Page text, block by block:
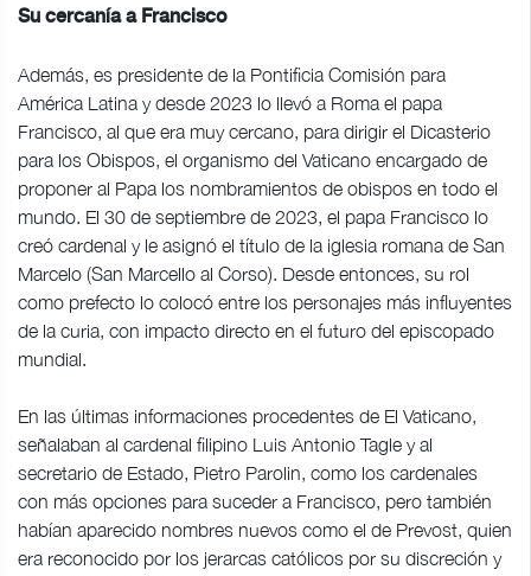
Su cercanía a Francisco
Además, es presidente de la Pontificia Comisión para
América Latina y desde 2023 lo llevó a Roma el papa
Francisco, al que era muy cercano, para dirigir el Dicasterio
para los Obispos, el organismo del Vaticano encargado de
proponer al Papa los nombramientos de obispos en todo el
mundo. El 30 de septiembre de 2023, el papa Francisco lo
creó cardenal y le asignó el título de la iglesia romana de San
Marcelo (San Marcello al Corso). Desde entonces, su rol
como prefecto lo colocó entre los personajes más influyentes
de la curia, con impacto directo en el futuro del episcopado
mundial.
En las últimas informaciones procedentes de El Vaticano,
señalaban al cardenal filipino Luis Antonio Tagle y al
secretario de Estado, Pietro Parolin, como los cardenales
con más opciones para suceder a Francisco, pero también
habían aparecido nombres nuevos como el de Prevost, quien
era reconocido por los jerarcas católicos por su discreción y